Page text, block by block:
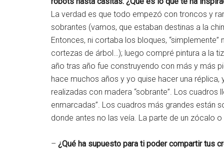
La verdad es que todo empezó con troncos y
sobrantes (vamos, que estaban destinas a la
Entonces, ni cortaba los bloques,
cortezas de árbol…); luego compré pintura a la
año tras año fue construyendo con más y más
hace muchos años y yo quise hacer una
realizadas con madera “sobrante”. Los
enmarcadas”. Los cuadros más grandes están
donde antes no las veía. La parte de un zócalo
– ¿Qué ha supuesto para ti poder compartir tus